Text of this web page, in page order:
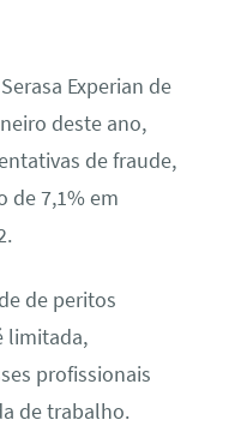
Experian de
deste ano,
de fraude,
de 7,1% em
de peritos
limitada,
profissionais
de trabalho.